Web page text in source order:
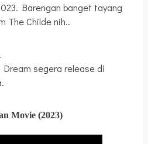
Barengan banget tayang
The Childe nih..
segera release di
Movie (2023)